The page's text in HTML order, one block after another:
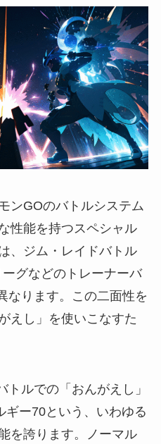
ンGOのバトルシステム
性能を持つスペシャル
、ジム・レイドバトル
ーグなどのトレーナーバ
なります。この二面性を
えし」を使いこなすた
ルでの「おんがえし」
ギー70という、いわゆる
を誇ります。ノーマル